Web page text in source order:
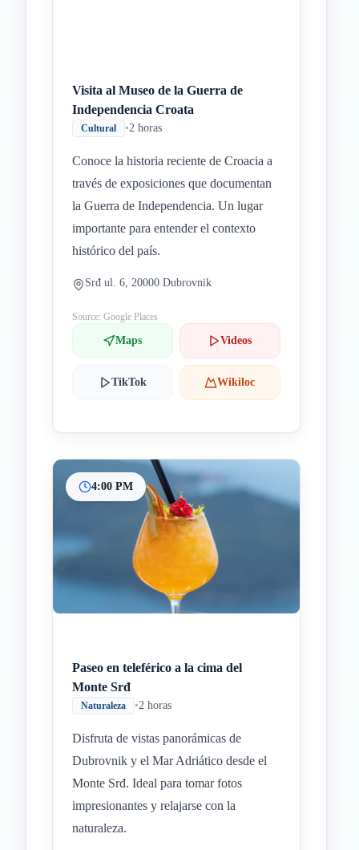
Visita al Museo de la Guerra de
Independencia Croata
Cultural •2 horas
Conoce la historia reciente de Croacia a
través de exposiciones que documentan
la Guerra de Independencia. Un lugar
importante para entender el contexto
histórico del país.
Srđ ul. 6, 20000 Dubrovnik
Source: Google Places
Maps Videos
TikTok Wikiloc
4:00 PM
Paseo en teleférico a la cima del
Monte Srđ
Naturaleza •2 horas
Disfruta de vistas panorámicas de
Dubrovnik y el Mar Adriático desde el
Monte Srđ. Ideal para tomar fotos
impresionantes y relajarse con la
naturaleza.